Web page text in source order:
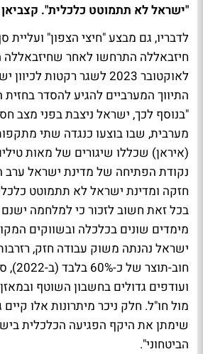
"ישראל לא תתמוטט כלכלית". קצביאן
לדבריו, גם מבצע "חיצי הצפון"
לאוקטובר 2023 לשגר רקטות
התיווך המערביים להגיע להסדר בחזית
"בנוסף לכך, ישראל ניצבת בפני מצב
מערבית, שבו בוצעו כנגדה שתי
(איראן) שכללו שיגורים של מאות
נקודת הפתיחה של מדינת ישראל ערב
חזקה ומדינת ישראל לא תתמוטט
בכל זאת חשוב לזכור כי למלחמה
מימדים שונים בכלכלה ובשווקים
ישראל נהנתה משוק עבודה חזק,
חוב-
ועודפים גדולים בחשבון השוטף
מול חו"ל. חלק ניכר מיתרונות אלו קיים
שימתן את היקף הפגיעה הכלכלית
הביטחוני".